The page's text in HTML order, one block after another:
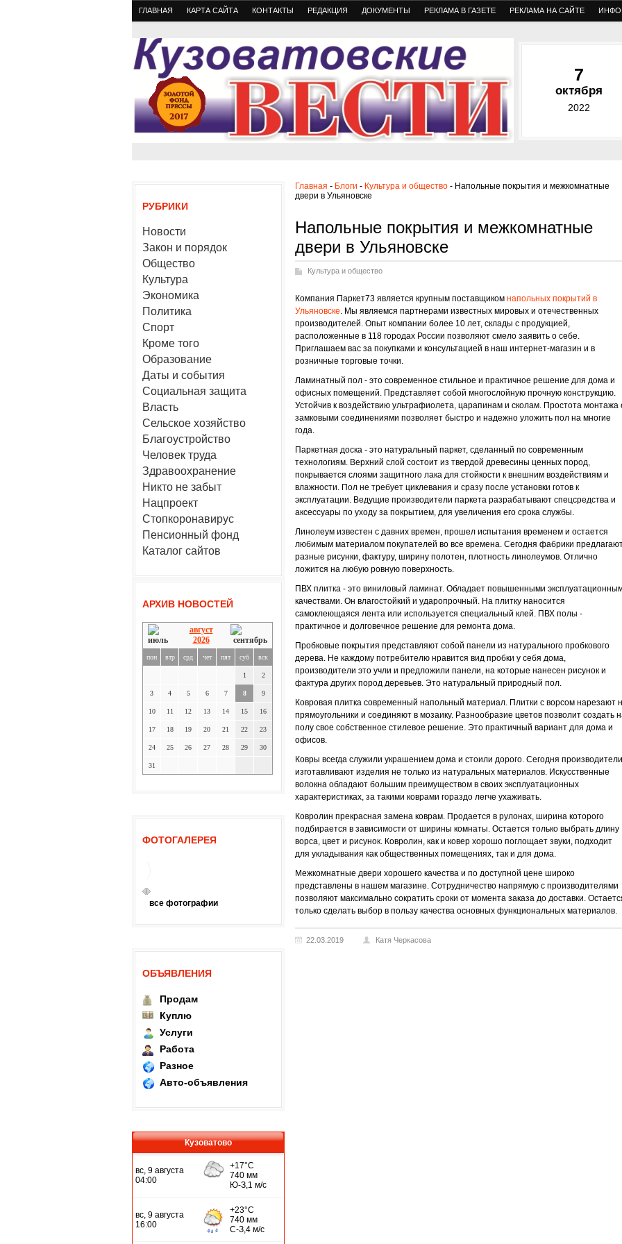
ГЛАВНАЯ КАРТА САЙТА КОНТАКТЫ РЕДАКЦИЯ ДОКУМЕНТЫ РЕКЛАМА В ГАЗЕТЕ РЕКЛАМА НА САЙТЕ
7
октября
2022
РУБРИКИ
Новости
Закон и порядок
Общество
Культура
Экономика
Политика
Спорт
Кроме того
Образование
Даты и события
Социальная защита
Власть
Сельское хозяйство
Благоустройство
Человек труда
Здравоохранение
Никто не забыт
Нацпроект
Стопкоронавирус
Пенсионный фонд
Каталог сайтов
АРХИВ НОВОСТЕЙ
август
2026
пон втр срд чет пят суб вск
1 2
3 4 5 6 7 8 9
10 11 12 13 14 15 16
17 18 19 20 21 22 23
24 25 26 27 28 29 30
31
ФОТОГАЛЕРЕЯ
все фотографии
ОБЪЯВЛЕНИЯ
Продам
Куплю
Услуги
Работа
Разное
Авто-объявления
Кузоватово
Главная - Блоги - Культура и общество - Напольные покрытия и межкомнатные
двери в Ульяновске
Напольные покрытия и межкомнатные
двери в Ульяновске
Культура и общество
Компания Паркет73 является крупным поставщиком напольных покрытий в
Ульяновске. Мы являемся партнерами известных мировых и отечественных
производителей. Опыт компании более 10 лет, склады с продукцией,
расположенные в 118 городах России позволяют смело заявить о себе.
Приглашаем вас за покупками и консультацией в наш интернет-магазин и в
розничные торговые точки.
Ламинатный пол - это современное стильное и практичное решение для дома и
офисных помещений. Представляет собой многослойную прочную конструкцию.
Устойчив к воздействию ультрафиолета, царапинам и сколам. Простота монтажа
замковыми соединениями позволяет быстро и надежно уложить пол на многие
года.
Паркетная доска - это натуральный паркет, сделанный по современным
технологиям. Верхний слой состоит из твердой древесины ценных пород,
покрывается слоями защитного лака для стойкости к внешним воздействиям и
влажности. Пол не требует циклевания и сразу после установки готов к
эксплуатации. Ведущие производители паркета разрабатывают спецсредства и
аксессуары по уходу за покрытием, для увеличения его срока службы.
Линолеум известен с давних времен, прошел испытания временем и остается
любимым материалом покупателей во все времена. Сегодня фабрики
разные рисунки, фактуру, ширину полотен, плотность линолеумов. Отлично
ложится на любую ровную поверхность.
ПВХ плитка - это виниловый ламинат. Обладает повышенными
качествами. Он влагостойкий и ударопрочный. На плитку наносится
самоклеющаяся лента или используется специальный клей. ПВХ полы -
практичное и долговечное решение для ремонта дома.
Пробковые покрытия представляют собой панели из натурального пробкового
дерева. Не каждому потребителю нравится вид пробки у себя дома,
производители это учли и предложили панели, на которые нанесен рисунок и
фактура других пород деревьев. Это натуральный природный пол.
Ковровая плитка современный напольный материал. Плитки с ворсом нарезают
прямоугольники и соединяют в мозаику. Разнообразие цветов позволит создать
полу свое собственное стилевое решение. Это практичный вариант для дома и
офисов.
Ковры всегда служили украшением дома и стоили дорого. Сегодня производители
изготавливают изделия не только из натуральных материалов. Искусственные
волокна обладают большим преимуществом в своих эксплуатационных
характеристиках, за такими коврами гораздо легче ухаживать.
Ковролин прекрасная замена коврам. Продается в рулонах, ширина которого
подбирается в зависимости от ширины комнаты. Остается только выбрать длину
ворса, цвет и рисунок. Ковролин, как и ковер хорошо поглощает звуки, подходит
для укладывания как общественных помещениях, так и для дома.
Межкомнатные двери хорошего качества и по доступной цене широко
представлены в нашем магазине. Сотрудничество напрямую с производителями
позволяют максимально сократить сроки от момента заказа до доставки.
только сделать выбор в пользу качества основных функциональных материалов.
22.03.2019 Катя Черкасова